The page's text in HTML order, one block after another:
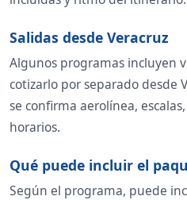
Salidas desde Veracruz
Algunos programas incluyen
cotizarlo por separado desde
se confirma aerolínea,
horarios.
Qué puede incluir el
Según el programa, puede